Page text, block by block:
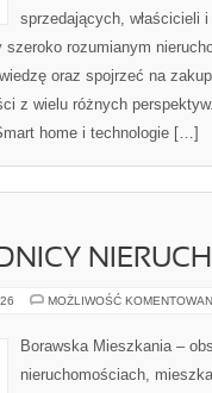
sprzedających, właścicieli
rozumianym
oraz spojrzeć na
z wielu różnych
home i technologie […]
MOŻLIWOŚĆ
Borawska Mieszkania –
nieruchomościach,